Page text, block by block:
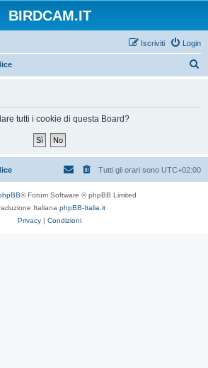
BIRDCAM.IT
Login
Iscriviti
tutti i cookie di questa Board?
Tutti gli orari sono UTC+02:00
® Forum Software © phpBB Limited
Italiana phpBB-Italia.it
Privacy | Condizioni